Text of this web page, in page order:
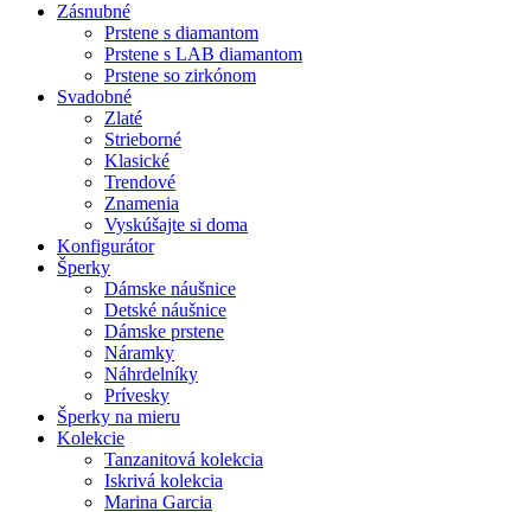
Zásnubné
Prstene s diamantom
Prstene s LAB diamantom
Prstene so zirkónom
Svadobné
Zlaté
Strieborné
Klasické
Trendové
Znamenia
Vyskúšajte si doma
Konfigurátor
Šperky
Dámske náušnice
Detské náušnice
Dámske prstene
Náramky
Náhrdelníky
Prívesky
Šperky na mieru
Kolekcie
Tanzanitová kolekcia
Iskrivá kolekcia
Marina Garcia